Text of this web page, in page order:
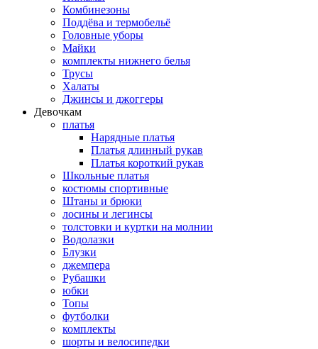
Комбинезоны
Поддёва и термобельё
Головные уборы
Майки
комплекты нижнего белья
Трусы
Халаты
Джинсы и джоггеры
Девочкам
платья
Нарядные платья
Платья длинный рукав
Платья короткий рукав
Школьные платья
костюмы спортивные
Штаны и брюки
лосины и легинсы
толстовки и куртки на молнии
Водолазки
Блузки
джемпера
Рубашки
юбки
Топы
футболки
комплекты
шорты и велосипедки